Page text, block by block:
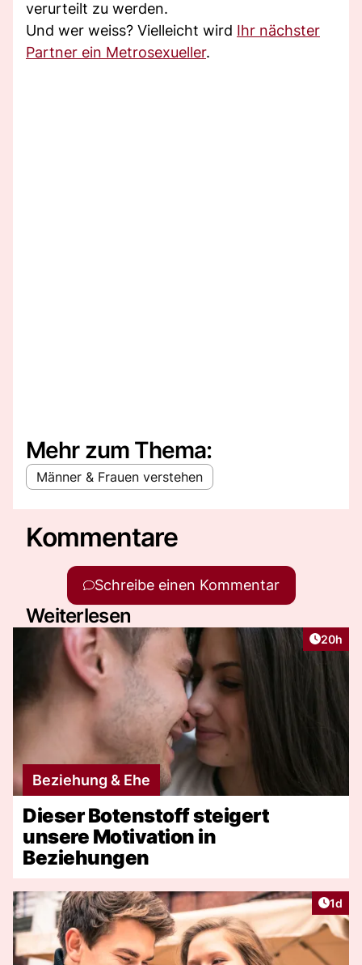
verurteilt zu werden.
Und wer weiss? Vielleicht wird Ihr nächster
Partner ein Metrosexueller.
Mehr zum Thema:
Männer & Frauen verstehen
Kommentare
Schreibe einen Kommentar
Weiterlesen
Artikel
20h
Beziehung & Ehe
Dieser Botenstoff steigert
unsere Motivation in
Beziehungen
1d